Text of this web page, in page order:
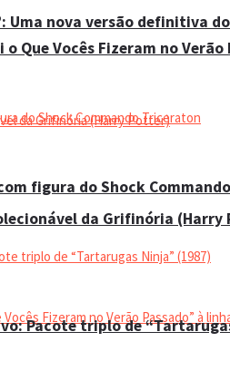
Uma nova versão definitiva
da Grifinória (Harry
o Que Vocês Fizeram no
figura do Shock
Pacote triplo de